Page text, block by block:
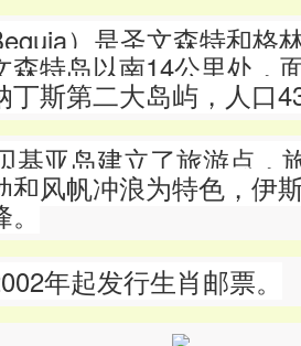
）是圣文森特和格
森特岛以南14公里处，
丁斯第二大岛屿，人口
基亚岛建立了旅游点 ，
和风帆冲浪为特色，伊
。
年起发行生肖邮票。